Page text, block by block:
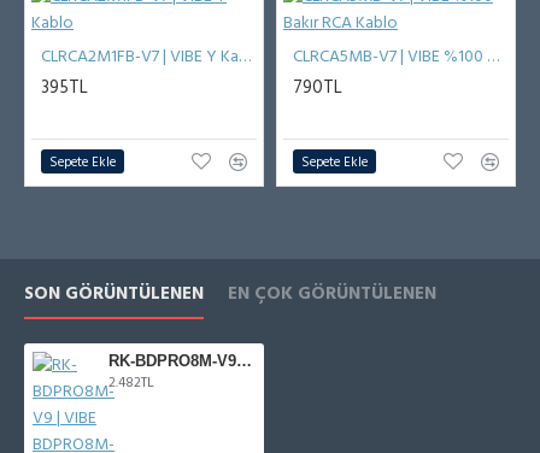
CLRCA2M1FB-V7 | VIBE Y Kablo
395TL
Sepete Ekle
CLRCA5MB-V7 | VIBE %100 Bakır RCA Kablo
790TL
Sepete Ekle
SON GÖRÜNTÜLENEN EN ÇOK GÖRÜNTÜLENEN
RK-BDPRO8M-V9 | VIBE BDPRO8M-V9 Tamir Takımı
2.482TL